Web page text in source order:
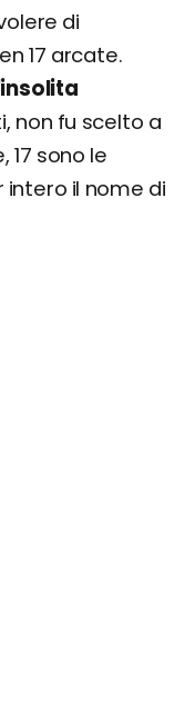
di
17 arcate.
non fu scelto a
sono le
il nome di